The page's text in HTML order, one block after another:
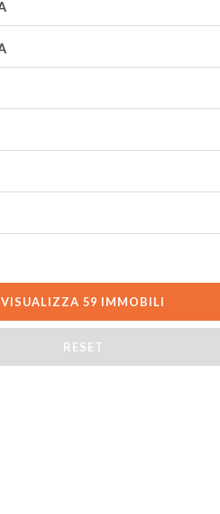
VISUALIZZA 59 IMMOBILI
RESET